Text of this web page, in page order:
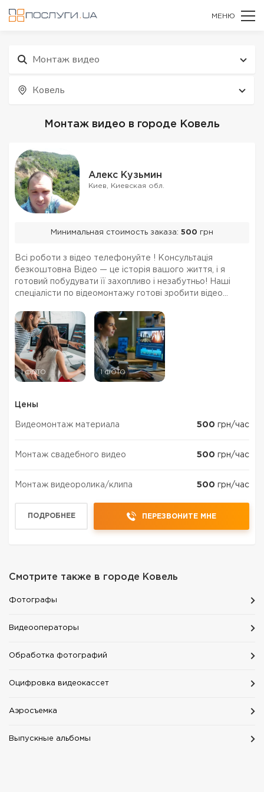
МЕНЮ
Монтаж видео
Ковель
Монтаж видео в городе Ковель
Алекс Кузьмин
Киев, Киевская обл.
Минимальная стоимость заказа: 500 грн
Всі роботи з відео телефонуйте ! Консультація
безкоштовна Відео — це історія вашого життя, і я
готовий побудувати її захопливо і незабутньо! Наші
спеціалісти по відеомонтажу готові зробити відео
1 ФОТО 1 ФОТО
Цены
Видеомонтаж материала 500 грн/час
Монтаж свадебного видео 500 грн/час
Монтаж видеоролика/клипа 500 грн/час
ПОДРОБНЕЕ ПЕРЕЗВОНИТЕ МНЕ
Смотрите также в городе Ковель
Фотографы
Видеооператоры
Обработка фотографий
Оцифровка видеокассет
Аэросъемка
Выпускные альбомы